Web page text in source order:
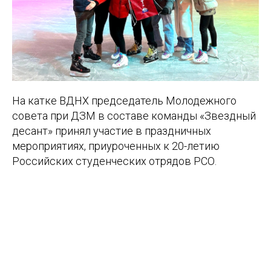
На катке ВДНХ председатель Молодежного
совета при ДЗМ в составе команды «Звездный
десант» принял участие в праздничных
мероприятиях, приуроченных к 20-летию
Российских студенческих отрядов РСО.